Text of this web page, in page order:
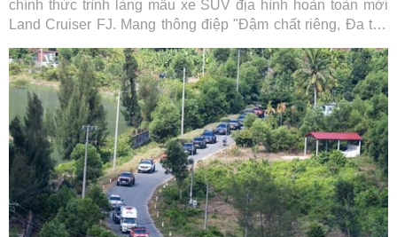
chính thức trình làng mẫu xe SUV địa hình hoàn toàn mới
Land Cruiser FJ. Mang thông điệp "Đậm chất riêng, Đa trải
hàng tiếp cận dòng xe huyền thoại vốn đã có lịch sử hơn 70
năm của hãng xe Nhật Bản.